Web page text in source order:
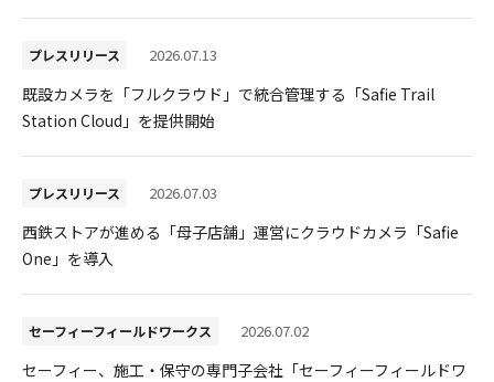
プレスリリース 2026.07.13
既設カメラを「フルクラウド」で統合管理する「Safie Trail
Station Cloud」を提供開始
プレスリリース 2026.07.03
西鉄ストアが進める「母子店舗」運営にクラウドカメラ「Safie
One」を導入
セーフィーフィールドワークス 2026.07.02
セーフィー、施工・保守の専門子会社「セーフィーフィールドワ